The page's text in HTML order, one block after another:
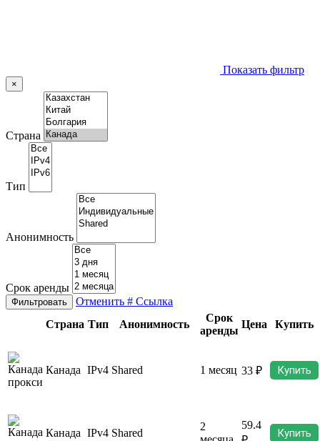
Показать фильтр
×
Страна
Тип
Анонимность
Срок аренды
Фильтровать Отменить # Ссылка
Страна Тип Анонимность
Срок
аренды
Цена Купить
Канада IPv4 Shared 1 месяц 33 ₽ Купить
Канада IPv4 Shared
2
59.4
Купить